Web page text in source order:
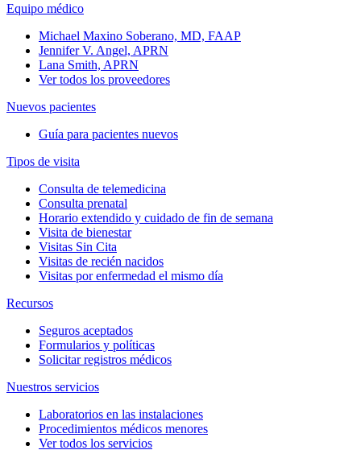
Equipo médico
Michael Maxino Soberano, MD, FAAP
Jennifer V. Angel, APRN
Lana Smith, APRN
Ver todos los proveedores
Nuevos pacientes
Guía para pacientes nuevos
Tipos de visita
Consulta de telemedicina
Consulta prenatal
Horario extendido y cuidado de fin de semana
Visita de bienestar
Visitas Sin Cita
Visitas de recién nacidos
Visitas por enfermedad el mismo día
Recursos
Seguros aceptados
Formularios y políticas
Solicitar registros médicos
Nuestros servicios
Laboratorios en las instalaciones
Procedimientos médicos menores
Ver todos los servicios